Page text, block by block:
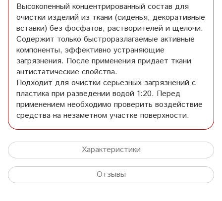
Высокопенный концентрированный состав для
очистки изделий из ткани (сиденья, декоративные
вставки) без фосфатов, растворителей и щелочи.
Содержит только быстроразлагаемые активные
компоненты, эффективно устраняющие
загрязнения. После применения придает ткани
антистатические свойства.
Подходит для очистки серьезных загрязнений с
пластика при разведении водой 1:20. Перед
применением необходимо проверить воздействие
средства на незаметном участке поверхности.
Характеристики
Отзывы